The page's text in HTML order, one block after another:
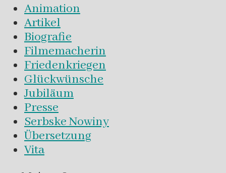
Animation
Artikel
Biografie
Filmemacherin
Friedenkriegen
Glückwünsche
Jubiläum
Presse
Serbske Nowiny
Übersetzung
Vita